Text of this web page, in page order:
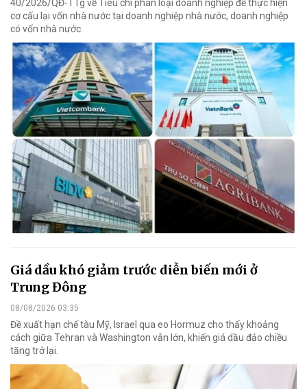
40/2026/QĐ-TTg về Tiêu chí phân loại doanh nghiệp để thực hiện
cơ cấu lại vốn nhà nước tại doanh nghiệp nhà nước, doanh nghiệp
có vốn nhà nước.
Giá dầu khó giảm trước diễn biến mới ở
Trung Đông
08/08/2026 03:35
Đề xuất hạn chế tàu Mỹ, Israel qua eo Hormuz cho thấy khoảng
cách giữa Tehran và Washington vẫn lớn, khiến giá dầu đảo chiều
tăng trở lại.